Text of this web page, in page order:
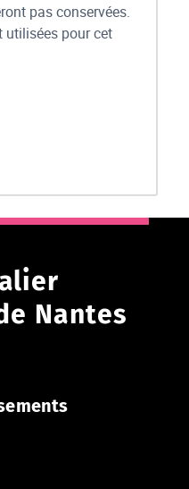
pas conservées.
utilisées pour cet
Nantes